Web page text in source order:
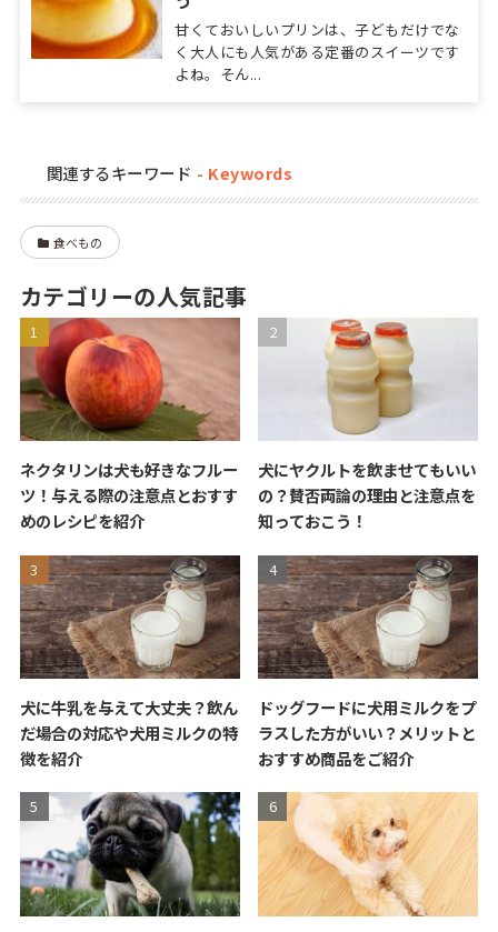
甘くておいしいプリンは、子どもだけでな
く大人にも人気がある定番のスイーツです
よね。そん...
関連するキーワード
食べもの
カテゴリーの人気記事
ネクタリンは犬も好きなフルー
ツ！与える際の注意点とおすす
めのレシピを紹介
犬にヤクルトを飲ませてもいい
の？賛否両論の理由と注意点を
知っておこう！
犬に牛乳を与えて大丈夫？飲ん
だ場合の対応や犬用ミルクの特
徴を紹介
ドッグフードに犬用ミルクをプ
ラスした方がいい？メリットと
おすすめ商品をご紹介